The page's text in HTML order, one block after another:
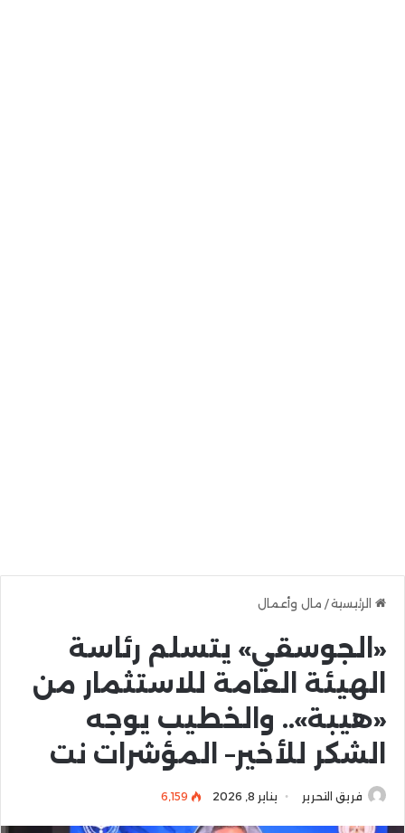
الرئيسية/ مال وأعمال
«الجوسقي» يتسلم رئاسة
الهيئة العامة للاستثمار من
«هيبة».. والخطيب يوجه
الشكر للأخير– المؤشرات نت
فريق التحرير يناير 8, 2026 6٬159